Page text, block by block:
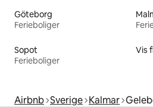
Göteborg
Ferieboliger
Sopot
Ferieboliger
Vis
Airbnb Sverige Kalmar